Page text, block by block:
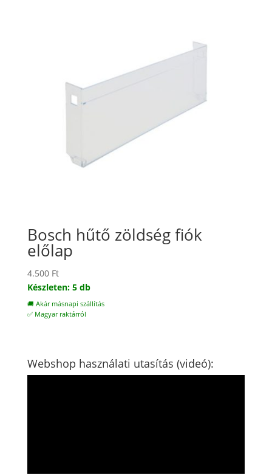
Bosch hűtő zöldség fiók
előlap
4.500 Ft
Készleten: 5 db
🚚 Akár másnapi szállítás
✅ Magyar raktárról
Webshop használati utasítás (videó):